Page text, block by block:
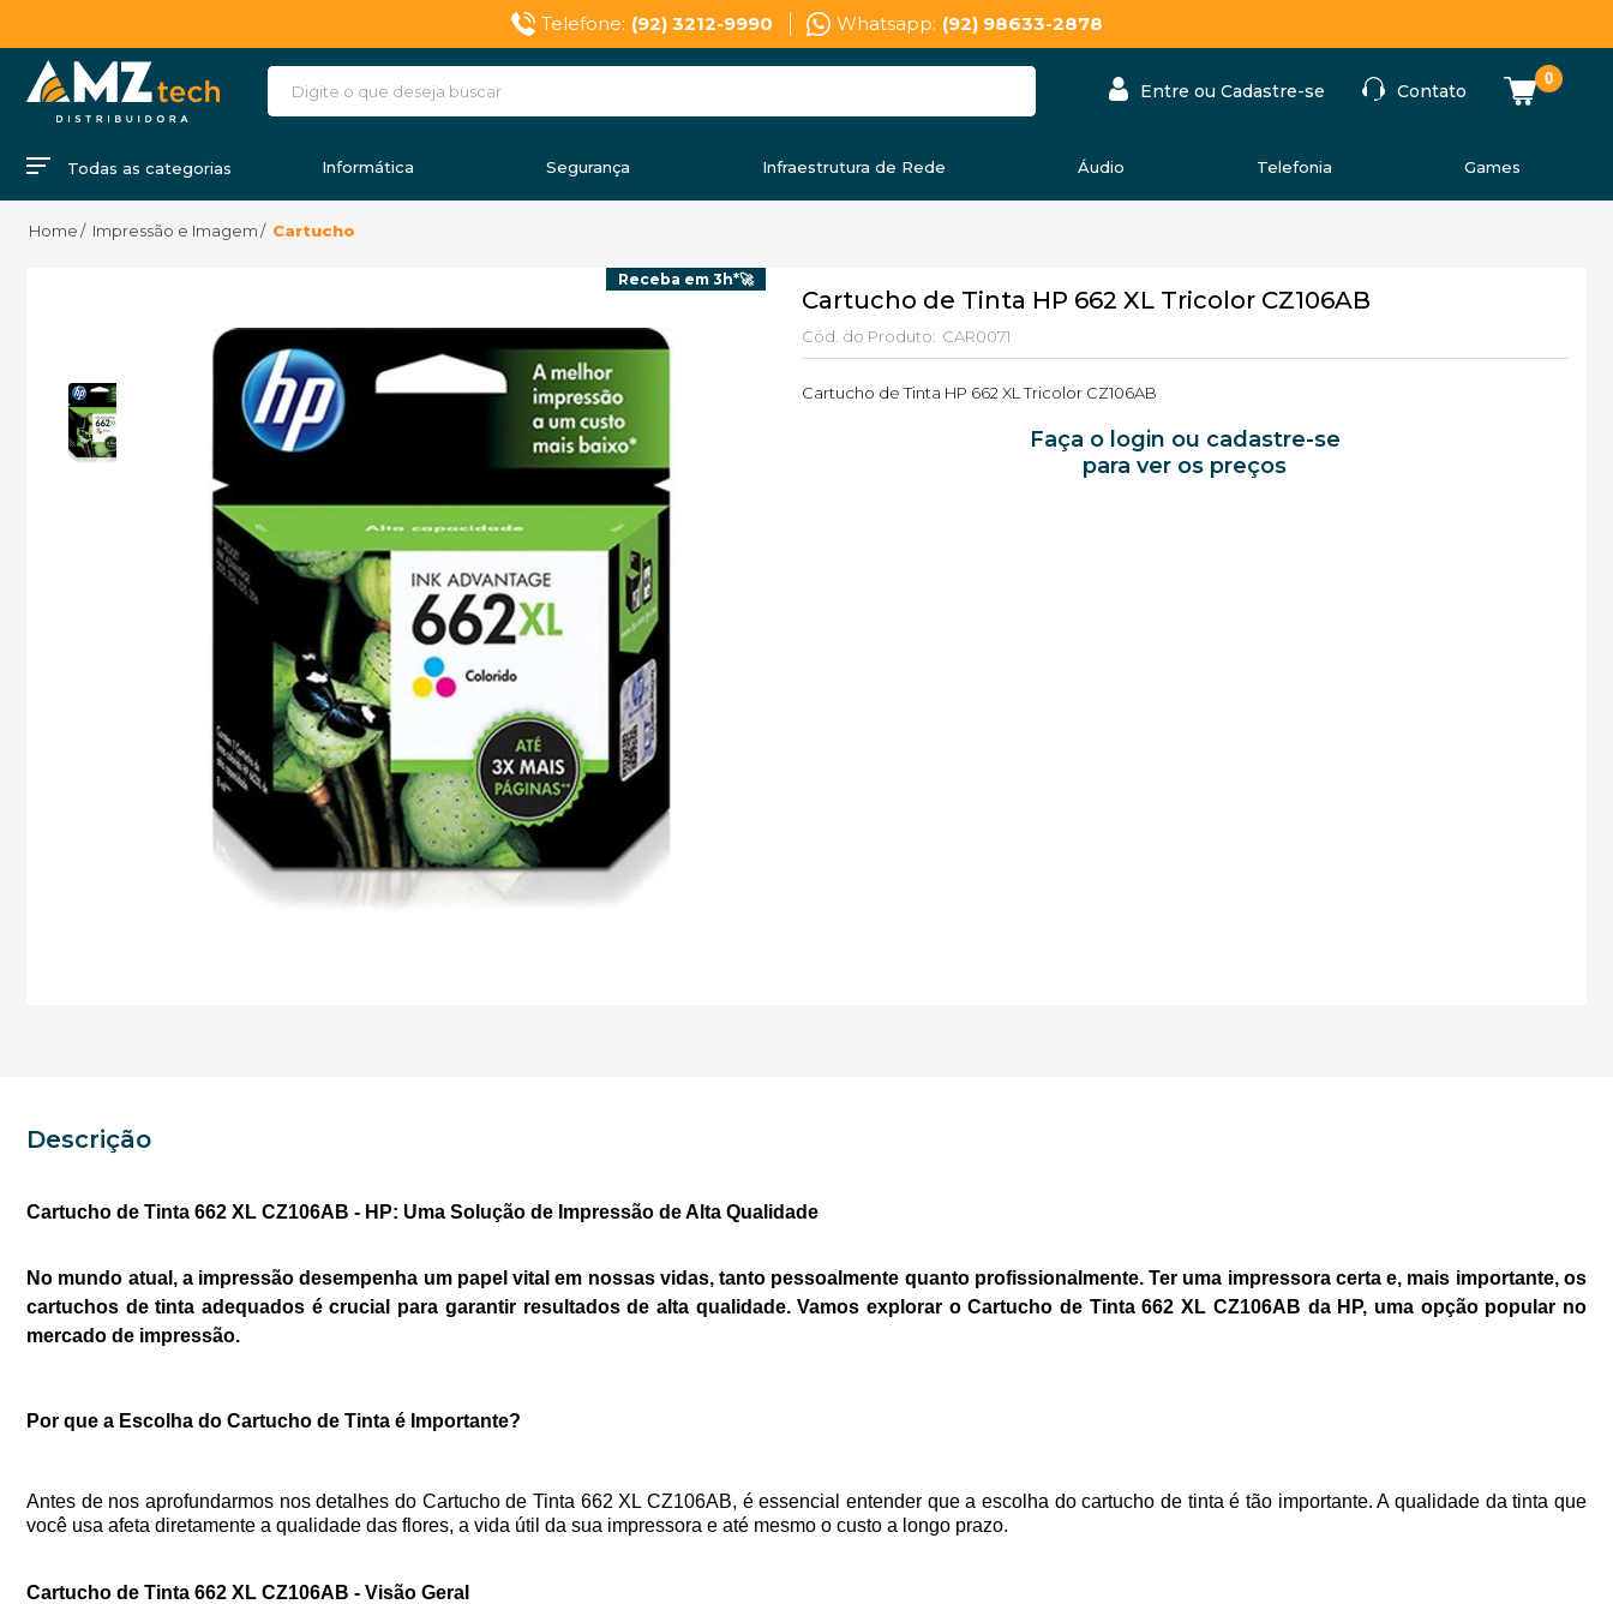
Telefone: (92) 3212-9990 Whatsapp: (92) 98633-2878
Entre ou Cadastre-se Contato
0
Todas as categorias Informática Segurança Infraestrutura de Rede Áudio Telefonia Games
Impressão e Imagem Cartucho
Receba em 3h*🚀
Cartucho de Tinta HP 662 XL Tricolor CZ106AB
Cód. do Produto: CAR0071
Cartucho de Tinta HP 662 XL Tricolor CZ106AB
Faça o login ou cadastre-se
para ver os preços
Descrição
Cartucho de Tinta 662 XL CZ106AB - HP: Uma Solução de Impressão de Alta Qualidade
No mundo atual, a impressão desempenha um papel vital em nossas vidas, tanto pessoalmente quanto profissionalmente. Ter uma impressora certa e, mais importante, os
cartuchos de tinta adequados é crucial para garantir resultados de alta qualidade. Vamos explorar o Cartucho de Tinta 662 XL CZ106AB da HP, uma opção popular no
mercado de impressão.
Por que a Escolha do Cartucho de Tinta é Importante?
Antes de nos aprofundarmos nos detalhes do Cartucho de Tinta 662 XL CZ106AB, é essencial entender que a escolha do cartucho de tinta é tão importante. A qualidade da tinta que
você usa afeta diretamente a qualidade das flores, a vida útil da sua impressora e até mesmo o custo a longo prazo.
Cartucho de Tinta 662 XL CZ106AB - Visão Geral